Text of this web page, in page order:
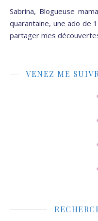
Sabrina, Blogueuse
quarantaine, une ado de
partager mes
VENEZ ME